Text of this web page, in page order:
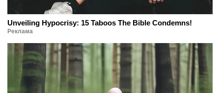
Unveiling Hypocrisy: 15 Taboos The Bible Condemns!
Реклама